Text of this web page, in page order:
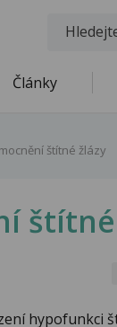
Články
štítné žlázy
hypofunkci